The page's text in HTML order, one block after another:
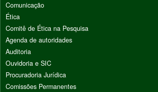
Comunicação
Ética
Comitê de Ética na Pesquisa
Agenda de autoridades
Auditoria
Ouvidoria e SIC
Procuradoria Jurídica
Comissões Permanentes